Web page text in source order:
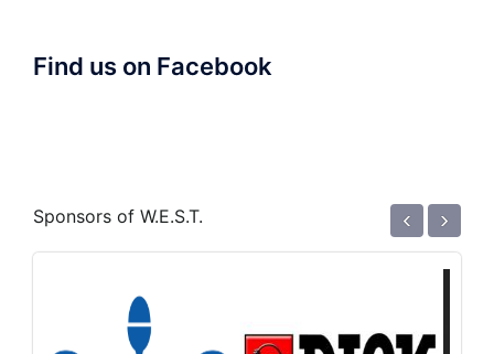
Find us on Facebook
Sponsors of W.E.S.T. ‹ ›